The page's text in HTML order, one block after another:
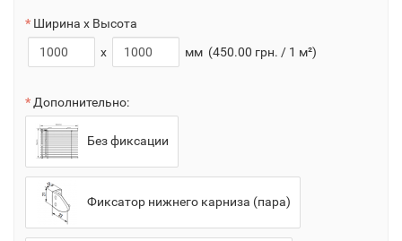
Ширина x Высота
x
мм (450.00 грн. / 1 м²)
Дополнительно:
Без фиксации
Фиксатор нижнего карниза (пара)